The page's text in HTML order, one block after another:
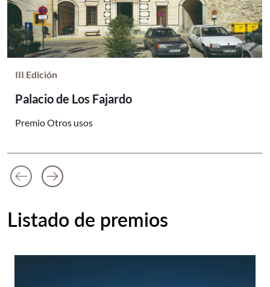
III Edición
Palacio de Los Fajardo
Premio Otros usos
Anterior diapositiva
arrow_left_alt
Siguiente diapositiva
arrow_right_alt
Listado de premios